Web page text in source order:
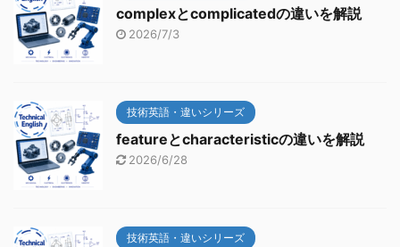
complexとcomplicatedの違いを解説
2026/7/3
技術英語・違いシリーズ
featureとcharacteristicの違いを解説
2026/6/28
技術英語・違いシリーズ